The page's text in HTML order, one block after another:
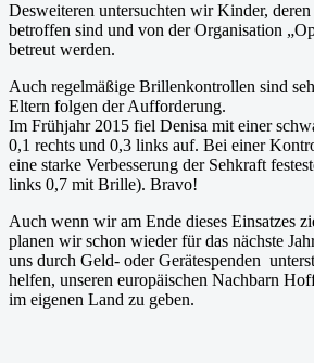
Desweiteren untersuchten wir Kinder,
betroffen sind und von der Organisation
betreut werden.
Auch regelmäßige Brillenkontrollen sind
Eltern folgen der Aufforderung.
Im Frühjahr 2015 fiel Denisa mit einer
0,1 rechts und 0,3 links auf. Bei einer
eine starke Verbesserung der Sehkraft
links 0,7 mit Brille). Bravo!
Auch wenn wir am Ende dieses Einsatzes
planen wir schon wieder für das nächste
uns durch Geld- oder Gerätespenden
helfen, unseren europäischen Nachbarn
im eigenen Land zu geben.